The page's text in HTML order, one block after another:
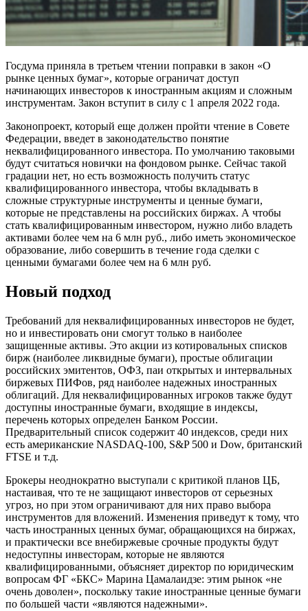
Госдума приняла в третьем чтении поправки в закон «О
рынке ценных бумаг», которые ограничат доступ
начинающих инвесторов к иностранным акциям и сложным
инструментам. Закон вступит в силу с 1 апреля 2022 года.
Законопроект, который еще должен пройти чтение в Совете
Федерации, введет в законодательство понятие
неквалифицированного инвестора. По умолчанию таковыми
будут считаться новички на фондовом рынке. Сейчас такой
градации нет, но есть возможность получить статус
квалифицированного инвестора, чтобы вкладывать в
сложные структурные инструменты и ценные бумаги,
которые не представлены на российских биржах. А чтобы
стать квалифицированным инвестором, нужно либо владеть
активами более чем на 6 млн руб., либо иметь экономическое
образование, либо совершить в течение года сделки с
ценными бумагами более чем на 6 млн руб.
Новый подход
Требований для неквалифицированных инвесторов не будет,
но и инвестировать они смогут только в наиболее
защищенные активы. Это акции из котировальных списков
бирж (наиболее ликвидные бумаги), простые облигации
российских эмитентов, ОФЗ, паи открытых и интервальных
биржевых ПИФов, ряд наиболее надежных иностранных
облигаций. Для неквалифицированных игроков также будут
доступны иностранные бумаги, входящие в индексы,
перечень которых определен Банком России.
Предварительный список содержит 40 индексов, среди них
есть американские NASDAQ-100, S&P 500 и Dow, британский
FTSE и т.д.
Брокеры неоднократно выступали с критикой планов ЦБ,
настаивая, что те не защищают инвесторов от серьезных
угроз, но при этом ограничивают для них право выбора
инструментов для вложений. Изменения приведут к тому, что
часть иностранных ценных бумаг, обращающихся на биржах,
и практически все внебиржевые срочные продукты будут
недоступны инвесторам, которые не являются
квалифицированными, объясняет директор по юридическим
вопросам ФГ «БКС» Марина Цамалаидзе: этим рынок «не
очень доволен», поскольку такие иностранные ценные бумаги
по большей части «являются надежными».